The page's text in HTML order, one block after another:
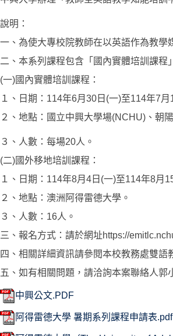
說明：
一、為使大專校院教師在以英語作為教學
二、本系列課程包含「國內實體培訓課程
(一)國內實體培訓課程：
１、日期：114年6月30日(一)至114年7
２、地點：國立中興大學場(NCHU)、朝
３、人數：每場20人。
(二)國外移地培訓課程：
１、日期：114年8月4日(一)至114年8月
２、地點：澳洲阿得雷德大學。
３、人數：16人。
三、報名方式：請於網址https://
四、相關詳細資訊請參閱本校教務處雙語
五、如有相關問題，請洽詢本案聯絡人
中興公文.PDF
阿得雷德大學 暑期系列課程申請表.pdf